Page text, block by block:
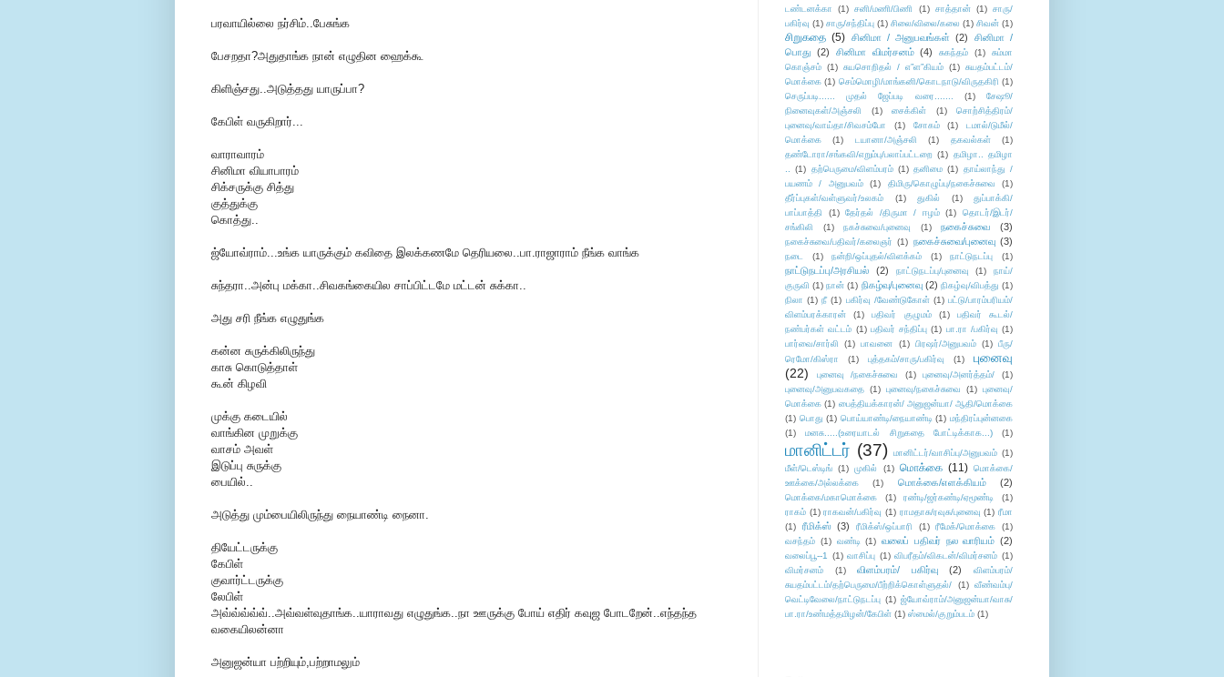
பரவாயில்லை நர்சிம்..பேசுங்க
பேசறதா?அதுதாங்க நான் எழுதின ஹைக்கூ
கிளிஞ்சது..அடுத்தது யாருப்பா?
கேபிள் வருகிறார்...
வாராவாரம்
சினிமா வியாபாரம்
சிக்சருக்கு சித்து
குத்துக்கு
கொத்து..
ஜ்யோவ்ராம்...உங்க யாருக்கும் கவிதை இலக்கணமே தெரியலை..பா.ராஜாராம் நீங்க வாங்க
சுந்தரா..அன்பு மக்கா..சிவகங்கையில சாப்பிட்டமே மட்டன் சுக்கா..
அது சரி நீங்க எழுதுங்க
கன்ன சுருக்கிலிருந்து
காசு கொடுத்தாள்
கூன் கிழவி
முக்கு கடையில்
வாங்கின முறுக்கு
வாசம் அவள்
இடுப்பு சுருக்கு
பையில்..
அடுத்து மும்பையிலிருந்து நையாண்டி நைனா.
தியேட்டருக்கு
கேபிள்
குவார்ட்டருக்கு
லேபிள்
அவ்வ்வ்வ்வ்..அவ்வள்வுதாங்க..யாராவது எழுதுங்க..நா ஊருக்கு போய் எதிர் கவுஜ போடறேன்..எந்தந்த
வகையிலன்னா
அனுஜன்யா பற்றியும்,பற்றாமலும்
டண்டனக்கா
(1) சனி/மணி/பிணி (1) சாத்தான் (1) சாரு/
பகிர்வு (1) சாரு/சந்திப்பு (1) சிலை/விலை/கலை (1) சிவன் (1)
சிறுகதை (5) சினிமா / அனுபவங்கள் (2)
சினிமா /
பொது (2) சினிமா விமர்சனம் (4) சுகந்தம் (1)
சும்மா
கொஞ்சம் (1) சுயசொறிதல் / எ”ள”கியம் (1) சுயதம்பட்டம்/
மொக்கை (1) செம்மொழி/மாங்கனி/கொடநாடு/விருதகிரி (1)
செருப்படி...... முதல் ஜேப்படி வரை.......
(1)
சேஷூ/
நினைவுகள்/அஞ்சலி
(1) சைக்கிள் (1)
சொற்சித்திரம்/
புனைவு/வாய்தா/சிவசம்போ
(1) சோகம் (1)
டமால்/டுமீல்/
மொக்கை
(1) டயானா/அஞ்சலி (1) தகவல்கள்
(1)
தண்டோரா/சங்கவி/எறும்பு/பலாப்பட்டறை (1) தமிழா.. தமிழா
.. (1) தற்பெருமை/விளம்பரம் (1) தனிமை (1) தாய்லாந்து /
பயணம் / அனுபவம்
(1) திமிரு/கொழுப்பு/நகைச்சுவை
(1)
தீர்ப்புகள்/வள்ளுவர்/உலகம்
(1) துகில் (1)
துப்பாக்கி/
பாப்பாத்தி
(1) தேர்தல் /திருமா / ஈழம் (1)
தொடர்/இடர்/
சங்கிலி
(1) நகச்சுவை/புனைவு (1) நகைச்சுவை (3)
நகைச்சுவை/பதிவர்/கலைஞர் (1) நகைச்சுவை/புனைவு (3)
நடை (1) நன்றி/ஒப்புதல்/விளக்கம் (1) நாட்டுநடப்பு (1)
நாட்டுநடப்பு/அரசியல் (2) நாட்டுநடப்பு/புனைவு (1)
நாய்/
குருவி (1) நான் (1) நிகழ்வு/புனைவு (2) நிகழ்வு/விபத்து (1)
நிலா (1) நீ (1) பகிர்வு /வேண்டுகோள் (1) பட்டு/பாரம்பரியம்/
விளம்பரக்காரன்
(1) பதிவர் குழுமம் (1)
பதிவர் கூடல்/
நண்பர்கள் வட்டம் (1) பதிவர் சந்திப்பு (1) பா.ரா /பகிர்வு (1)
பார்வை/சார்லி
(1) பாவனை (1) பிரஷர்/அனுபவம் (1) பீரு/
ரெமோ/கிஸ்ரா
(1) புத்தகம்/சாரு/பகிர்வு (1)
புனைவு
(22)
புனைவு /நகைச்சுவை (1) புனைவு/அனர்த்தம்/
(1)
புனைவு/அனுபவகதை (1) புனைவு/நகைச்சுவை (1) புனைவு/
மொக்கை (1) பைத்தியக்காரன்/ அனுஜன்யா/ ஆதி/மொக்கை
(1) பொது (1) பொய்யாண்டி/நையாண்டி (1) மந்திரப்புன்னகை
(1)
மனசு.....(உரையாடல் சிறுகதை போட்டிக்காக...) (1)
மானிட்டர் (37) மானிட்டர்/வாசிப்பு/அனுபவம் (1)
மீள்/டெஸ்டிங் (1) முகில் (1) மொக்கை (11) மொக்கை/
ஊக்கை/அல்லக்கை
(1) மொக்கை/எளக்கியம் (2)
மொக்கை/மகாமொக்கை (1) ரண்டி/ஜர்கண்டி/ஏமூண்டி
(1)
ராகம் (1) ராகவன்/பகிர்வு (1) ராமதாசு/ரவுசு/புனைவு (1) ரீமா
(1)
ரீமிக்ஸ் (3) ரீமிக்ஸ்/ஒப்பாரி (1) ரீமேக்/மொக்கை
(1)
வசந்தம் (1) வண்டி (1) வலைப் பதிவர் நல வாரியம் (2)
வலைப்பூ--1 (1) வாசிப்பு (1) விபரீதம்/விகடன்/விமர்சனம் (1)
விமர்சனம்
(1) விளம்பரம்/ பகிர்வு (2)
விளம்பரம்/
சுயதம்பட்டம்/தற்பெருமை/பீற்றிக்கொள்ளுதல்/
(1) வீண்வம்பு/
வெட்டிவேலை/நாட்டுநடப்பு (1) ஜ்யோவ்ராம்/அனுஜன்யா/வாசு/
பா.ரா/உண்மத்தமிழன்/கேபிள் (1) ஸ்மைல்/குறும்படம் (1)